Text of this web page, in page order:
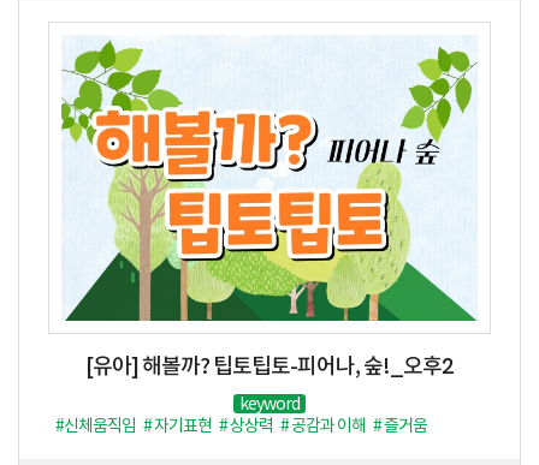
[유아] 해볼까? 팁토팁토-피어나, 숲!_오후2
keyword
#신체움직임 # 자기표현 # 상상력 # 공감과 이해 # 즐거움